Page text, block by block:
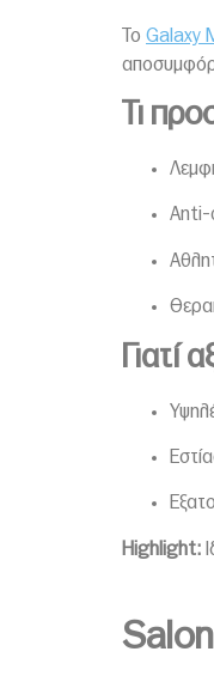
Το Galaxy
Τι
Anti-
Γιατί
Highlight: